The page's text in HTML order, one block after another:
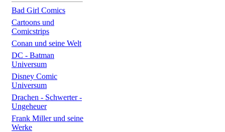
Bad Girl Comics
Cartoons und
Comicstrips
Conan und seine Welt
DC - Batman
Universum
Disney Comic
Universum
Drachen - Schwerter -
Ungeheuer
Frank Miller und seine
Werke